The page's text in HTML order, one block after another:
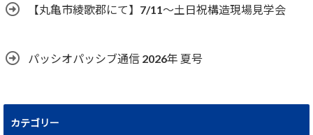
【丸亀市綾歌郡にて】7/11～土日祝構造現場見学会
パッシオパッシブ通信 2026年 夏号
カテゴリー